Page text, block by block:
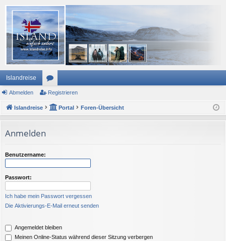
Islandreise
or
en
Abmelden Registrieren
Islandreise Portal Foren-Übersicht
Anmelden
Benutzername:
Passwort:
Ich habe mein Passwort vergessen
Die Aktivierungs-E-Mail erneut senden
Angemeldet bleiben
Meinen Online-Status während dieser Sitzung verbergen